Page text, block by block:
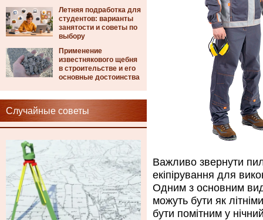
Летняя подработка для
студентов: варианты
занятости и советы по
выбору
Применение
известнякового щебня
в строительстве и его
основные достоинства
Случайные советы
Важливо звернути
екіпірування для
Одним з основним
можуть бути як
бути помітним у